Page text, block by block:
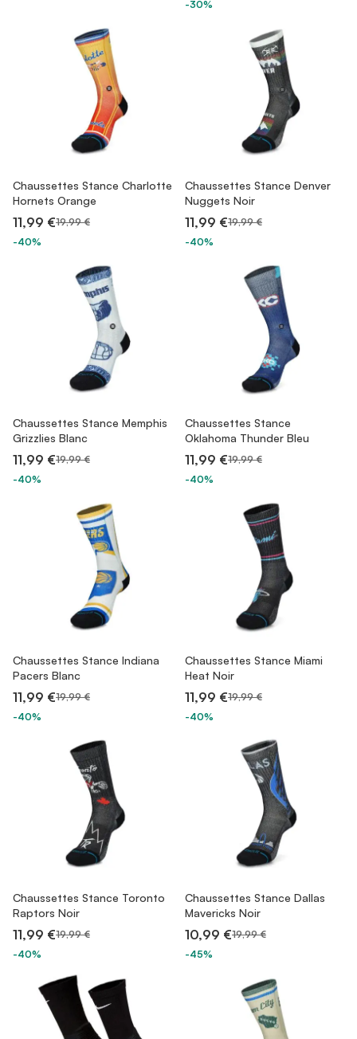
-30%
Chaussettes Stance Charlotte
Hornets Orange
11,99 €19,99 €
-40%
Chaussettes Stance Denver
Nuggets Noir
11,99 €19,99 €
-40%
Chaussettes Stance Memphis
Grizzlies Blanc
11,99 €19,99 €
-40%
Chaussettes Stance
Oklahoma Thunder Bleu
11,99 €19,99 €
-40%
Chaussettes Stance Indiana
Pacers Blanc
11,99 €19,99 €
-40%
Chaussettes Stance Miami
Heat Noir
11,99 €19,99 €
-40%
Chaussettes Stance Toronto
Raptors Noir
11,99 €19,99 €
-40%
Chaussettes Stance Dallas
Mavericks Noir
10,99 €19,99 €
-45%